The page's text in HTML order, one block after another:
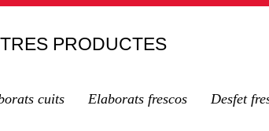
PRODUCTES
cuits Elaborats frescos Desfet